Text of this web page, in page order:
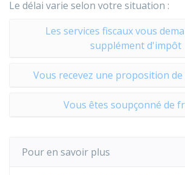
Le délai varie selon votre situation :
Les services fiscaux vous
supplément d'impôt
Vous recevez une proposition
Vous êtes soupçonné de
Pour en savoir plus